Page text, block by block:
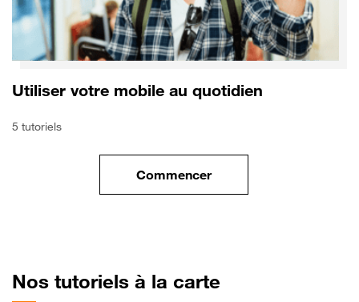
Utiliser votre mobile au quotidien
5 tutoriels
Commencerle tuto pour Utiliser votre
Nos tutoriels à la carte